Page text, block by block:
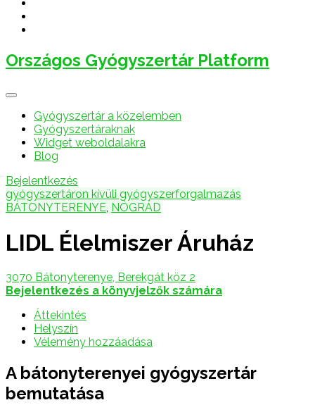
Országos Gyógyszertár Platform
Gyógyszertár a közelemben
Gyógyszertáraknak
Widget weboldalakra
Blog
Bejelentkezés
gyógyszertáron kívüli gyógyszerforgalmazás
BÁTONYTERENYE, NÓGRÁD
LIDL Élelmiszer Áruház
3070 Bátonyterenye, Berekgát köz 2
Bejelentkezés a könyvjelzők számára
Áttekintés
Helyszín
Vélemény hozzáadása
A bátonyterenyei gyógyszertár
bemutatása